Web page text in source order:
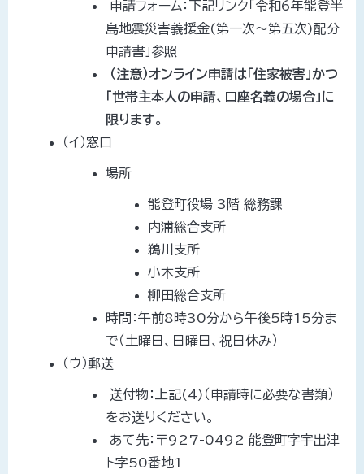
申請フォーム：下記リンク「令和6年能登半
島地震災害義援金(第一次～第五次)配分
申請書」参照
（注意）オンライン申請は「住家被害」かつ
「世帯主本人の申請、口座名義の場合」に
限ります。
（イ）窓口
場所
能登町役場 3階 総務課
内浦総合支所
鵜川支所
小木支所
柳田総合支所
時間：午前8時30分から午後5時15分ま
で（土曜日、日曜日、祝日休み）
（ウ）郵送
送付物：上記(4)（申請時に必要な書類）
をお送りください。
あて先：〒927-0492 能登町字宇出津
ト字50番地1